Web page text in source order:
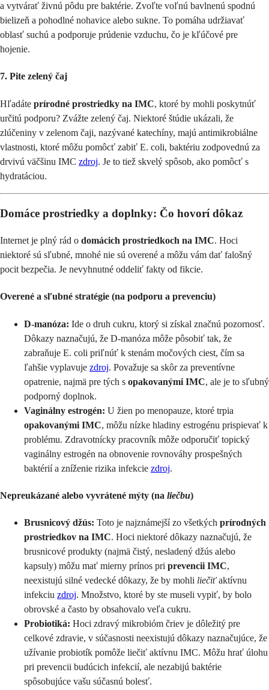
a vytvárať živnú pôdu pre baktérie. Zvoľte voľnú bavlnenú spodnú
bielizeň a pohodlné nohavice alebo sukne. To pomáha udržiavať
oblasť suchú a podporuje prúdenie vzduchu, čo je kľúčové pre
hojenie.
7. Pite zelený čaj
Hľadáte prírodné prostriedky na IMC, ktoré by mohli poskytnúť
určitú podporu? Zvážte zelený čaj. Niektoré štúdie ukázali, že
zlúčeniny v zelenom čaji, nazývané katechíny, majú antimikrobiálne
vlastnosti, ktoré môžu pomôcť zabiť E. coli, baktériu zodpovednú za
drvivú väčšinu IMC zdroj. Je to tiež skvelý spôsob, ako pomôcť s
hydratáciou.
Domáce prostriedky a doplnky: Čo hovorí dôkaz
Internet je plný rád o domácich prostriedkoch na IMC. Hoci
niektoré sú sľubné, mnohé nie sú overené a môžu vám dať falošný
pocit bezpečia. Je nevyhnutné oddeliť fakty od fikcie.
Overené a sľubné stratégie (na podporu a prevenciu)
D-manóza: Ide o druh cukru, ktorý si získal značnú pozornosť.
Dôkazy naznačujú, že D-manóza môže pôsobiť tak, že
zabraňuje E. coli priľnúť k stenám močových ciest, čím sa
ľahšie vyplavuje zdroj. Považuje sa skôr za preventívne
opatrenie, najmä pre tých s opakovanými IMC, ale je to sľubný
podporný doplnok.
Vaginálny estrogén: U žien po menopauze, ktoré trpia
opakovanými IMC, môžu nízke hladiny estrogénu prispievať k
problému. Zdravotnícky pracovník môže odporučiť topický
vaginálny estrogén na obnovenie rovnováhy prospešných
baktérií a zníženie rizika infekcie zdroj.
Nepreukázané alebo vyvrátené mýty (na liečbu)
Brusnicový džús: Toto je najznámejší zo všetkých prírodných
prostriedkov na IMC. Hoci niektoré dôkazy naznačujú, že
brusnicové produkty (najmä čistý, nesladený džús alebo
kapsuly) môžu mať mierny prínos pri prevencii IMC,
neexistujú silné vedecké dôkazy, že by mohli liečiťaktívnu
infekciu zdroj. Množstvo, ktoré by ste museli vypiť, by bolo
obrovské a často by obsahovalo veľa cukru.
Probiotiká: Hoci zdravý mikrobióm čriev je dôležitý pre
celkové zdravie, v súčasnosti neexistujú dôkazy naznačujúce, že
užívanie probiotík pomôže liečiť aktívnu IMC. Môžu hrať úlohu
pri prevencii budúcich infekcií, ale nezabijú baktérie
spôsobujúce vašu súčasnú bolesť.